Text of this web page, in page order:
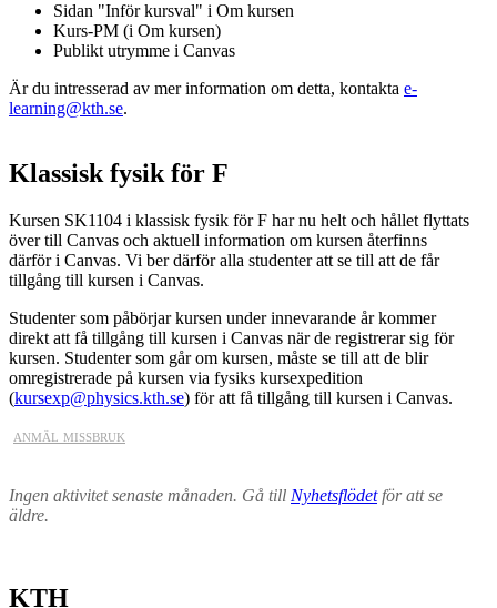
Sidan "Inför kursval" i Om kursen
Kurs-PM (i Om kursen)
Publikt utrymme i Canvas
Är du intresserad av mer information om detta, kontakta e-
learning@kth.se.
Klassisk fysik för F
Kursen SK1104 i klassisk fysik för F har nu helt och hållet flyttats
över till Canvas och aktuell information om kursen återfinns
därför i Canvas. Vi ber därför alla studenter att se till att de får
tillgång till kursen i Canvas.
Studenter som påbörjar kursen under innevarande år kommer
direkt att få tillgång till kursen i Canvas när de registrerar sig för
kursen. Studenter som går om kursen, måste se till att de blir
omregistrerade på kursen via fysiks kursexpedition
(kursexp@physics.kth.se) för att få tillgång till kursen i Canvas.
anmäl missbruk
Ingen aktivitet senaste månaden. Gå till Nyhetsflödetför att se
äldre.
KTH